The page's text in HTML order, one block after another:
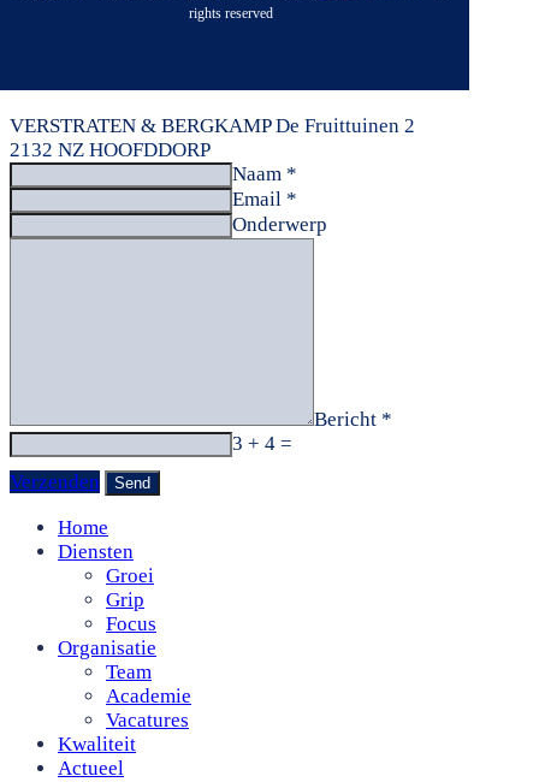
rights reserved
VERSTRATEN & BERGKAMP De Fruittuinen 2
2132 NZ HOOFDDORP
Naam *
Email *
Onderwerp
Bericht *
3 + 4 =
Verzenden
Home
Diensten
Groei
Grip
Focus
Organisatie
Team
Academie
Vacatures
Kwaliteit
Actueel